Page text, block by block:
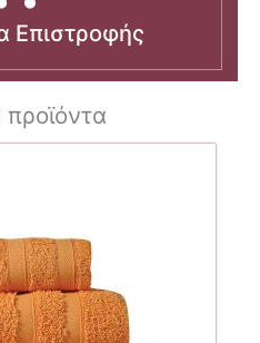
Επιστροφής
προϊόντα